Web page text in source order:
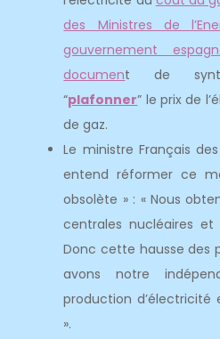
des Ministres de
gouvernement
document de
“plafonner” le prix de
de gaz.
Le ministre Français
entend réformer ce
obsolète » : « Nous
centrales nucléaires et
Donc cette hausse des
avons notre
production
».